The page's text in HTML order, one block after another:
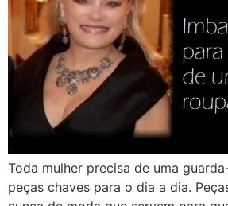
Toda mulher precisa de uma
peças chaves para o dia a dia.